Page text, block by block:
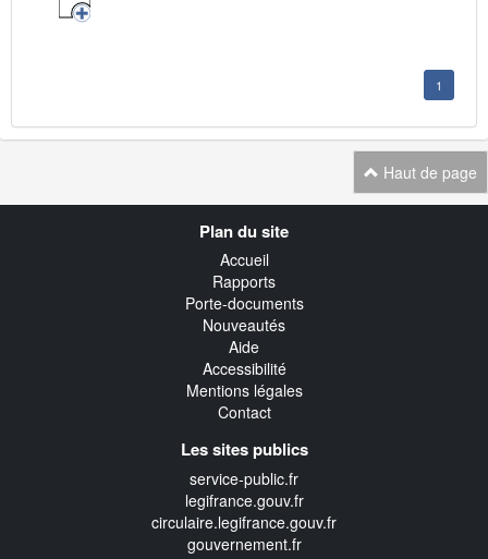
1
Haut de page
Plan du site
Accueil
Rapports
Porte-documents
Nouveautés
Aide
Accessibilité
Mentions légales
Contact
Les sites publics
service-public.fr
legifrance.gouv.fr
circulaire.legifrance.gouv.fr
gouvernement.fr